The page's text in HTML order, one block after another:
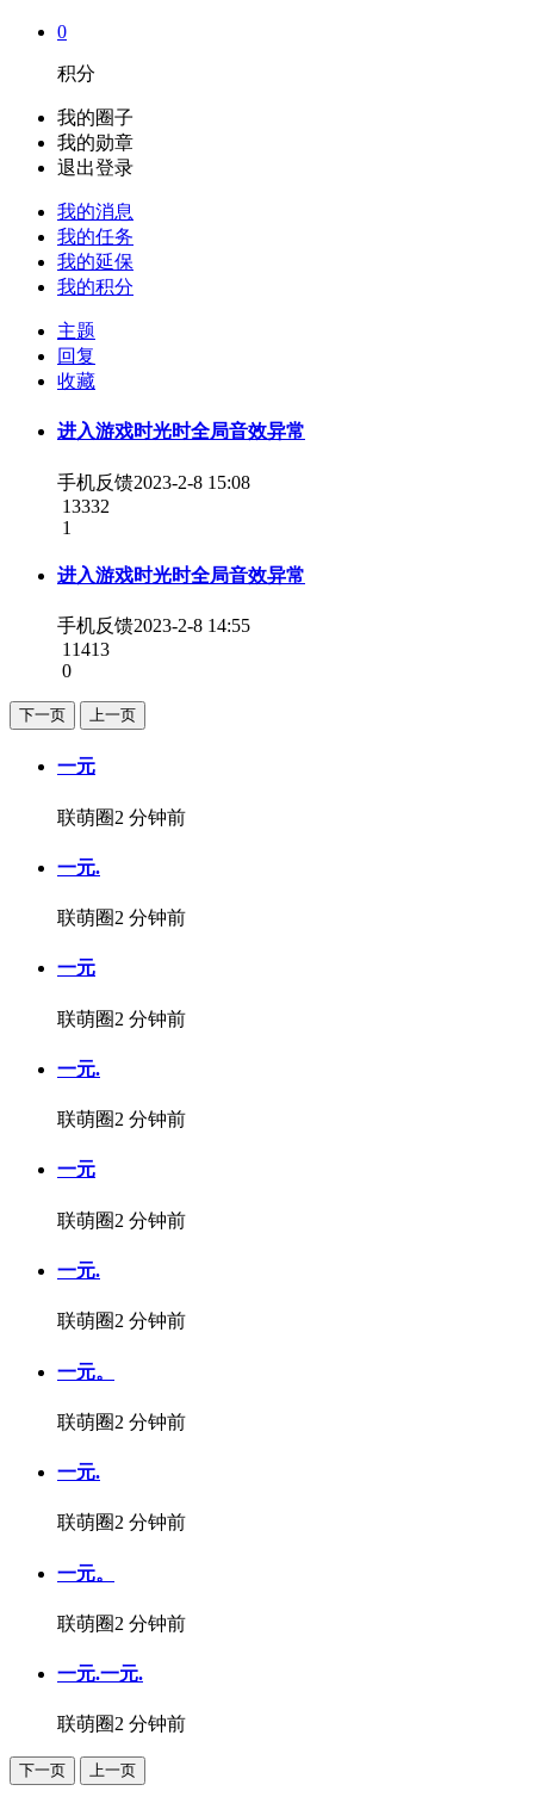
0
积分
我的圈子
我的勋章
退出登录
我的消息
我的任务
我的延保
我的积分
主题
回复
收藏
进入游戏时光时全局音效异常
手机反馈2023-2-8 15:08
13332
1
进入游戏时光时全局音效异常
手机反馈2023-2-8 14:55
11413
0
下一页 上一页
一元
联萌圈2 分钟前
一元.
联萌圈2 分钟前
一元
联萌圈2 分钟前
一元.
联萌圈2 分钟前
一元
联萌圈2 分钟前
一元.
联萌圈2 分钟前
一元。
联萌圈2 分钟前
一元.
联萌圈2 分钟前
一元。
联萌圈2 分钟前
一元.一元.
联萌圈2 分钟前
下一页 上一页